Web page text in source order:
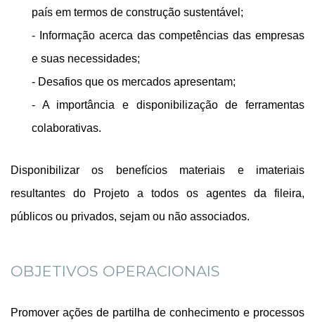
país em termos de construção sustentável;
- Informação acerca das competências das empresas
e suas necessidades;
- Desafios que os mercados apresentam;
- A importância e disponibilização de ferramentas
colaborativas.
Disponibilizar os benefícios materiais e imateriais
resultantes do Projeto a todos os agentes da fileira,
públicos ou privados, sejam ou não associados.
OBJETIVOS OPERACIONAIS
Promover ações de partilha de conhecimento e processos